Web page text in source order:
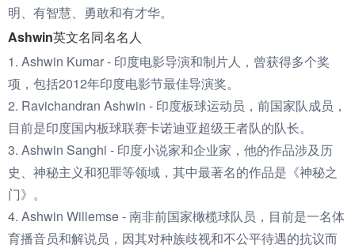
明、有智慧、勇敢和有才华。
Ashwin英文名同名名人
1. Ashwin Kumar - 印度电影导演和制片人，曾获得多个奖
项，包括2012年印度电影节最佳导演奖。
2. Ravichandran Ashwin - 印度板球运动员，前国家队成员，
目前是印度国内板球联赛卡诺迪亚超级王者队的队长。
3. Ashwin Sanghi - 印度小说家和企业家，他的作品涉及历
史、神秘主义和犯罪等领域，其中最著名的作品是《神秘之
门》。
4. Ashwin Willemse - 南非前国家橄榄球队员，目前是一名体
育播音员和解说员，因其对种族歧视和不公平待遇的抗议而